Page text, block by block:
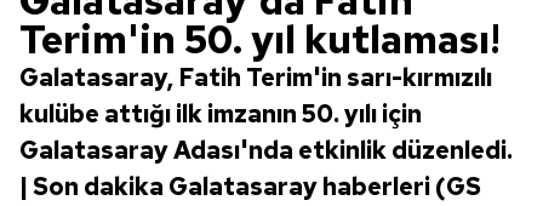
Terim'in 50. yıl kutlaması!
Galatasaray, Fatih Terim'in sarı-kırmızılı
kulübe attığı ilk imzanın 50. yılı için
Galatasaray Adası'nda etkinlik düzenledi.
| Son dakika Galatasaray haberleri (GS